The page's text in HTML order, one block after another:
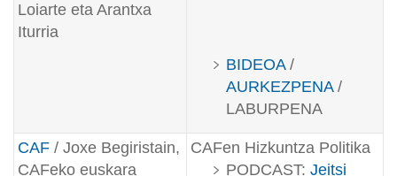
Loiarte eta Arantxa
Iturria
BIDEOA /
AURKEZPENA /
LABURPENA
CAF / Joxe Begiristain,
CAFeko euskara
CAFen Hizkuntza Politika
PODCAST: Jeitsi